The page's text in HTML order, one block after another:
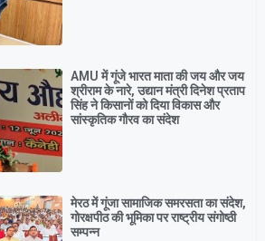
AMU में गूंजे भारत माता की जय और जय
श्रीराम के नारे, उद्यान मंत्री दिनेश प्रताप
सिंह ने किसानों को दिया विकास और
सांस्कृतिक गौरव का संदेश
मेरठ में गूंजा सामाजिक समरसता का संदेश,
गोरक्षपीठ की भूमिका पर राष्ट्रीय संगोष्ठी
सम्पन्न